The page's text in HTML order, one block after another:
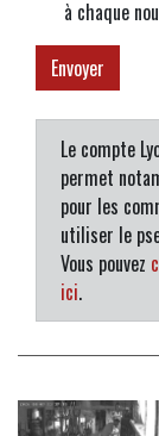
à chaque
Le compte
permet
pour les
utiliser le
Vous pouvez
ici.